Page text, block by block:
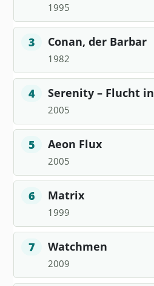
1995
3 Conan, der Barbar
1982
4 Serenity – Flucht
2005
5 Aeon Flux
2005
6 Matrix
1999
7 Watchmen
2009